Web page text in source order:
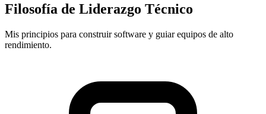
Filosofía de Liderazgo Técnico
Mis principios para construir software y guiar equipos de alto
rendimiento.